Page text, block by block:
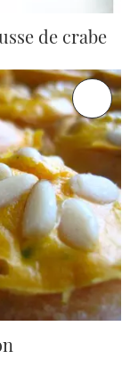
de crabe